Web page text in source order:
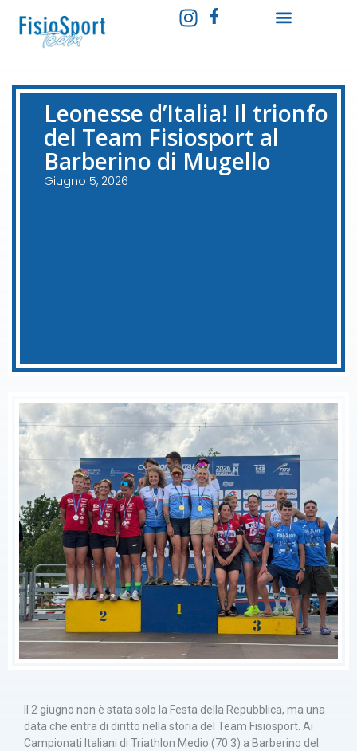
Leonesse d’Italia! Il trionfo
del Team Fisiosport al
Barberino di Mugello
Giugno 5, 2026
Il 2 giugno non è stata solo la Festa della Repubblica, ma una
data che entra di diritto nella storia del Team Fisiosport. Ai
Campionati Italiani di Triathlon Medio (70.3) a Barberino del